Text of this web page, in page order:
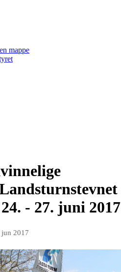
mappe
- 27. juni 2017
jun 2017